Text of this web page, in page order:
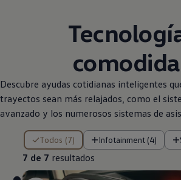
Descubre ayudas cotidianas inteligentes
trayectos sean más relajados, como el
avanzado y los numerosos sistemas de
Todos (7) Infotainment (4)
7 de 7 resultados
7 de 7 resultados